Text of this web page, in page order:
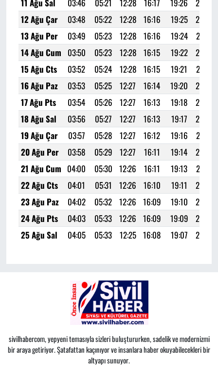
11 Ağu Sal
03:46 05:21 12:28 16:17 19:26
20:54
12 Ağu Çar
03:48 05:22 12:28 16:16 19:25
20:52
13 Ağu Per
03:49 05:23 12:28 16:16 19:24
20:51
14 Ağu Cum 03:50 05:23 12:28 16:15 19:22
20:49
15 Ağu Cts
03:52 05:24 12:28 16:15 19:21
20:47
16 Ağu Paz
03:53 05:25 12:27 16:14 19:20
20:46
17 Ağu Pts
03:54 05:26 12:27 16:13 19:18
20:44
18 Ağu Sal
03:56 05:27 12:27 16:13 19:17
20:42
19 Ağu Çar
03:57 05:28 12:27 16:12 19:16
20:41
20 Ağu Per
03:58 05:29 12:27 16:11 19:14
20:39
21 Ağu Cum 04:00 05:30 12:26 16:11 19:13
20:37
22 Ağu Cts
04:01 05:31 12:26 16:10 19:11
20:35
23 Ağu Paz
04:02 05:32 12:26 16:09 19:10
20:34
24 Ağu Pts
04:03 05:33 12:26 16:09 19:09
20:32
25 Ağu Sal
04:05 05:33 12:25 16:08 19:07 20:30
sivilhabercom, yepyeni temasıyla sizleri buluştururken, sadelik ve modernizmi
bir araya getiriyor. Şatafattan kaçınıyor ve insanlara haber okuyabilecekleri bir
altyapı sunuyor.